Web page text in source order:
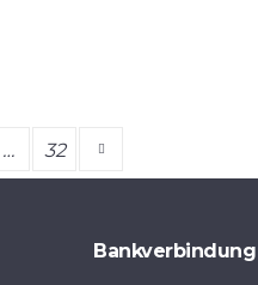
… 32
Bankverbindung